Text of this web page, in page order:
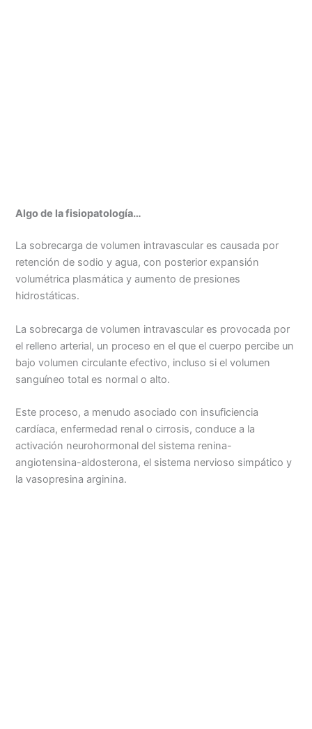
Algo de la fisiopatología…
La sobrecarga de volumen intravascular es causada por
retención de sodio y agua, con posterior expansión
volumétrica plasmática y aumento de presiones
hidrostáticas.
La sobrecarga de volumen intravascular es provocada por
el relleno arterial, un proceso en el que el cuerpo percibe un
bajo volumen circulante efectivo, incluso si el volumen
sanguíneo total es normal o alto.
Este proceso, a menudo asociado con insuficiencia
cardíaca, enfermedad renal o cirrosis, conduce a la
activación neurohormonal del sistema renina-
angiotensina-aldosterona, el sistema nervioso simpático y
la vasopresina arginina.